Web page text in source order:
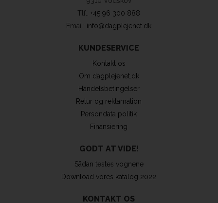
Tlf.:+45 96 300 888
Email: info@dagplejenet.dk
KUNDESERVICE
Kontakt os
Om dagplejenet.dk
Handelsbetingelser
Retur og reklamation
Persondata politik
Finansiering
GODT AT VIDE!
Sådan testes vognene
Download vores katalog 2022
KONTAKT OS